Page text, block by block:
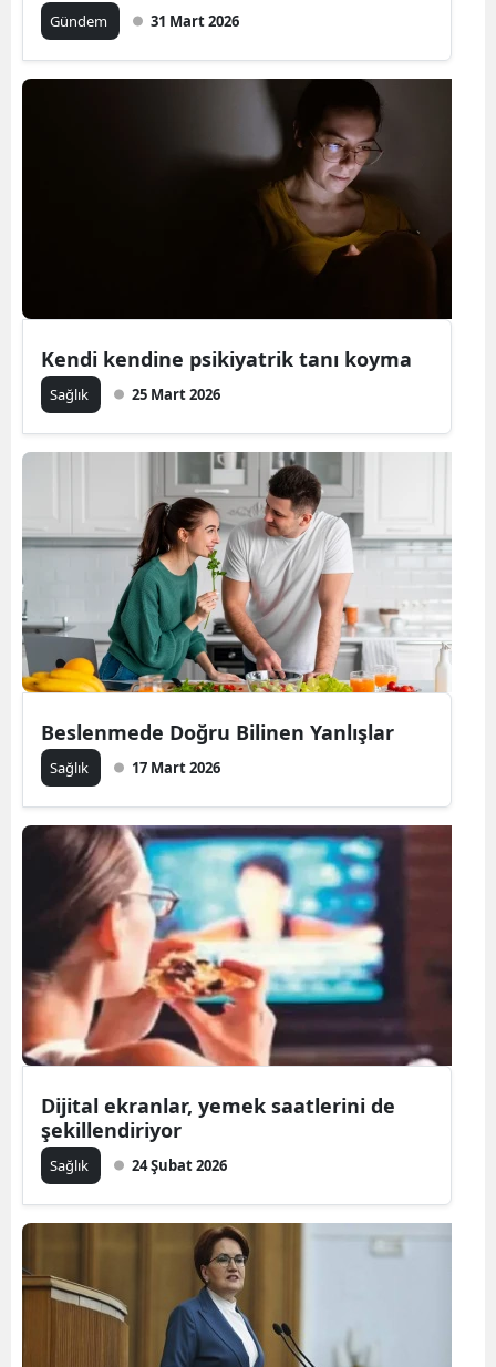
Gündem 31 Mart 2026
Kendi kendine psikiyatrik tanı koyma
Sağlık 25 Mart 2026
Beslenmede Doğru Bilinen Yanlışlar
Sağlık 17 Mart 2026
Dijital ekranlar, yemek saatlerini de
şekillendiriyor
Sağlık 24 Şubat 2026